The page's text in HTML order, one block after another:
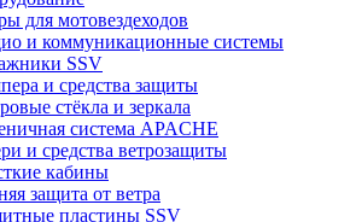
для мотовездеходов
и коммуникационные системы
SSV
и средства защиты
стёкла и зеркала
система APACHE
и средства ветрозащиты
кабины
защита от ветра
пластины SSV